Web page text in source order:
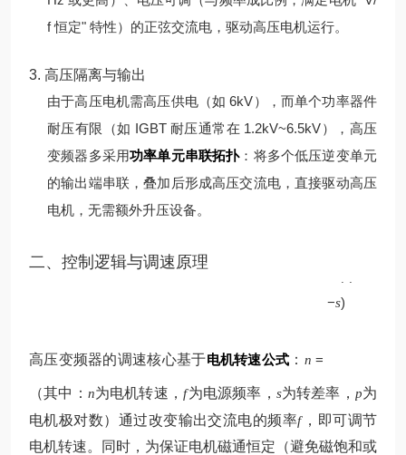
f 恒定" 特性）的正弦交流电，驱动高压电机运行。
3. 高压隔离与输出
由于高压电机需高压供电（如 6kV），而单个功率器件
耐压有限（如 IGBT 耐压通常在 1.2kV~6.5kV），高压
变频器多采用功率单元串联拓扑：将多个低压逆变单元
的输出端串联，叠加后形成高压交流电，直接驱动高压
电机，无需额外升压设备。
二、控制逻辑与调速原理
高压变频器的调速核心基于电机转速公式 ： n =
−s)
（其中： n为电机转速， f为电源频率， s为转差率， p为
电机极对数） 通过改变输出交流电的频率f，即可调节
电机转速。同时，为保证电机磁通恒定（避免磁饱和或